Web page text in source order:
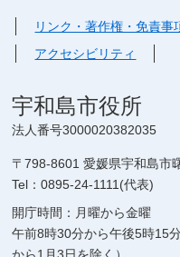
リンク・著作権・免責事
アクセシビリティ
宇和島市役所
法人番号3000020382035
〒798-8601 愛媛県宇和島市
Tel：0895-24-1111(代表)
開庁時間：月曜から金曜
午前8時30分から午後5時15